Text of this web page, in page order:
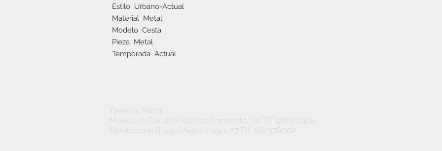
Estilo  Urbano-Actual
Material  Metal
Modelo  Cesta
Pieza  Metal
Temporada  Actual
Tiendas física:
Melide (A Coruña) Rúa do Convento, 30 Tlf. 981507474
Monterroso (Lugo) Avda. Lugo, 27 Tlf. 982378002